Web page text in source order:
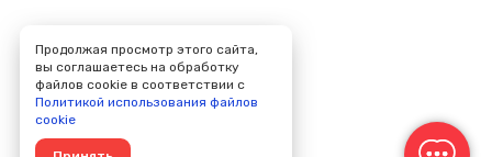
Продолжая просмотр этого сайта,
вы соглашаетесь на обработку
файлов cookie в соответствии с
Политикой использования файлов
cookie